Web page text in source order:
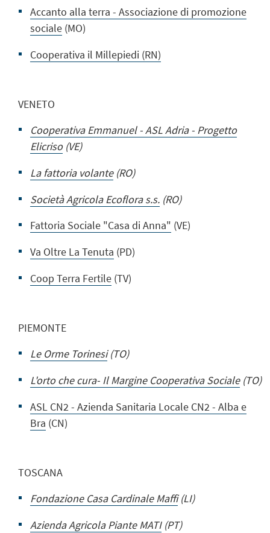
Accanto alla terra - Associazione di promozione
sociale (MO)
Cooperativa il Millepiedi (RN)
VENETO
Cooperativa Emmanuel - ASL Adria - Progetto
Elicriso(VE)
La fattoria volante(RO)
Società Agricola Ecoflora s.s. (RO)
Fattoria Sociale "Casa di Anna" (VE)
Va Oltre La Tenuta (PD)
Coop Terra Fertile (TV)
PIEMONTE
Le Orme Torinesi(TO)
L'orto che cura- Il Margine Cooperativa Sociale(TO)
ASL CN2 - Azienda Sanitaria Locale CN2 - Alba e
Bra (CN)
TOSCANA
Fondazione Casa Cardinale Maffi(LI)
Azienda Agricola Piante MATI(PT)